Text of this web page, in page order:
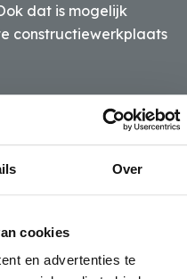
Over
cookies
en advertenties te
dat is mogelijk
constructiewerkplaats
van heel wat